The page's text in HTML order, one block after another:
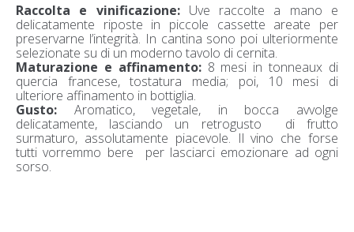
Raccolta e vinificazione:Uve raccolte a mano e
delicatamente riposte in piccole cassette areate per
preservarne l’integrità. In cantina sono poi ulteriormente
selezionate su di un moderno tavolo di cernita.
Maturazione e affinamento:8 mesi in tonneaux di
quercia francese, tostatura media; poi, 10 mesi di
ulteriore affinamento in bottiglia.
Gusto: Aromatico, vegetale, in bocca avvolge
delicatamente, lasciando un retrogusto di frutto
surmaturo, assolutamente piacevole. Il vino che forse
tutti vorremmo bere per lasciarci emozionare ad ogni
sorso.